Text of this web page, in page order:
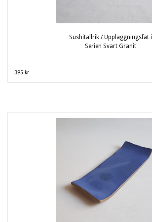
Sushitallrik / Uppläggningsfat i
Serien Svart Granit
395 kr